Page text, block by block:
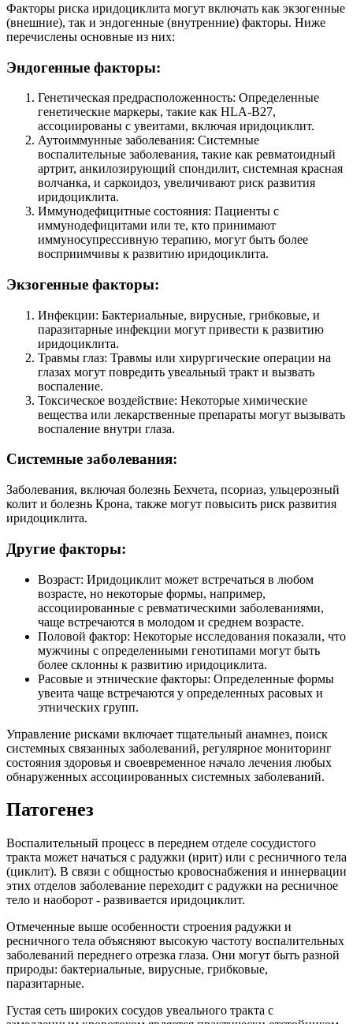
Факторы риска иридоциклита могут включать как экзогенные
(внешние), так и эндогенные (внутренние) факторы. Ниже
перечислены основные из них:
Эндогенные факторы:
Генетическая предрасположенность: Определенные
генетические маркеры, такие как HLA-B27,
ассоциированы с увеитами, включая иридоциклит.
Аутоиммунные заболевания: Системные
воспалительные заболевания, такие как ревматоидный
артрит, анкилозирующий спондилит, системная красная
волчанка, и саркоидоз, увеличивают риск развития
иридоциклита.
Иммунодефицитные состояния: Пациенты с
иммунодефицитами или те, кто принимают
иммуносупрессивную терапию, могут быть более
восприимчивы к развитию иридоциклита.
Экзогенные факторы:
Инфекции: Бактериальные, вирусные, грибковые, и
паразитарные инфекции могут привести к развитию
иридоциклита.
Травмы глаз: Травмы или хирургические операции на
глазах могут повредить увеальный тракт и вызвать
воспаление.
Токсическое воздействие: Некоторые химические
вещества или лекарственные препараты могут вызывать
воспаление внутри глаза.
Системные заболевания:
Заболевания, включая болезнь Бехчета, псориаз, ульцерозный
колит и болезнь Крона, также могут повысить риск развития
иридоциклита.
Другие факторы:
Возраст: Иридоциклит может встречаться в любом
возрасте, но некоторые формы, например,
ассоциированные с ревматическими заболеваниями,
чаще встречаются в молодом и среднем возрасте.
Половой фактор: Некоторые исследования показали, что
мужчины с определенными генотипами могут быть
более склонны к развитию иридоциклита.
Расовые и этнические факторы: Определенные формы
увеита чаще встречаются у определенных расовых и
этнических групп.
Управление рисками включает тщательный анамнез, поиск
системных связанных заболеваний, регулярное мониторинг
состояния здоровья и своевременное начало лечения любых
обнаруженных ассоциированных системных заболеваний.
Патогенез
Воспалительный процесс в переднем отделе сосудистого
тракта может начаться с радужки (ирит) или с ресничного тела
(циклит). В связи с общностью кровоснабжения и иннервации
этих отделов заболевание переходит с радужки на ресничное
тело и наоборот - развивается иридоциклит.
Отмеченные выше особенности строения радужки и
ресничного тела объясняют высокую частоту воспалительных
заболеваний переднего отрезка глаза. Они могут быть разной
природы: бактериальные, вирусные, грибковые,
паразитарные.
Густая сеть широких сосудов увеального тракта с